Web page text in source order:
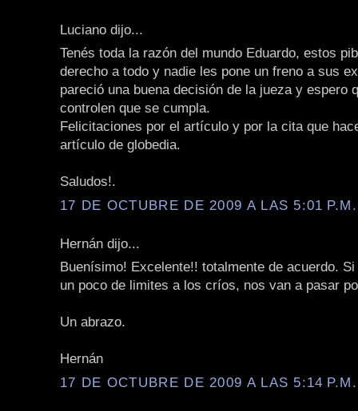
Luciano dijo...
Tenés toda la razón del mundo Eduardo, estos
derecho a todo y nadie les pone un freno a sus
pareció una buena decisión de la jueza y espero
controlen que se cumpla.
Felicitaciones por el artículo y por la cita que
artículo de globedia.
Saludos!.
17 DE OCTUBRE DE 2009 A LAS 5:01 P.M.
Hernán dijo...
Buenísimo! Excelente!! totalmente de acuerdo.
un poco de limites a los críos, nos van a pasar
Un abrazo.
Hernán
17 DE OCTUBRE DE 2009 A LAS 5:14 P.M.